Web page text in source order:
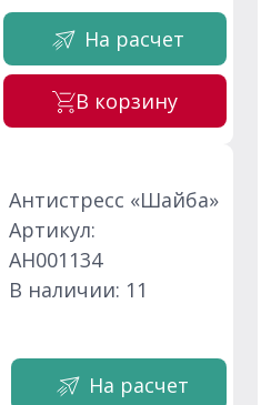
На расчет
В корзину
Антистресс «Шайба»
Артикул:
АН001134
В наличии: 11
На расчет